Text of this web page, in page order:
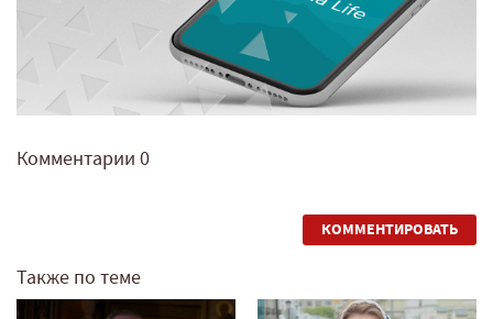
Комментарии 0
КОММЕНТИРОВАТЬ
Также по теме